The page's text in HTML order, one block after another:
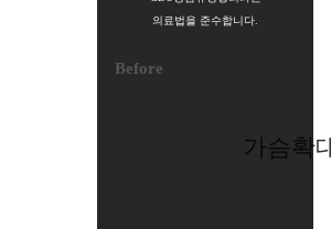
의료법을 준수합니다.
Before
가슴확